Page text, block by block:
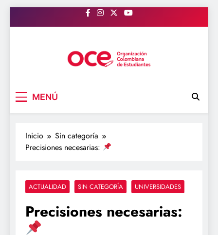
al
MENÚ
Inicio
Sin categoría
Precisiones necesarias:
ACTUALIDAD SIN CATEGORÍA UNIVERSIDADES
Precisiones necesarias: